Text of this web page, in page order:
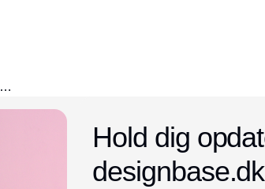
Hold dig
designbase.dk